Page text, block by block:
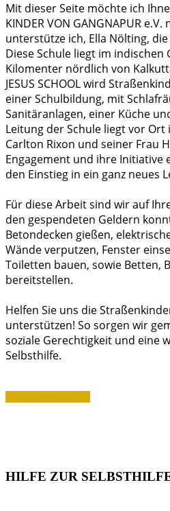
Mit dieser Seite möchte ich
KINDER VON GANGNAPUR
unterstütze ich, Ella Nölting, die
Diese Schule liegt im indischen
Kilomenter nördlich von
JESUS SCHOOL wird
einer Schulbildung, mit
Sanitäranlagen, einer Küche
Leitung der Schule liegt vor Ort
Carlton Rixon und seiner Frau
Engagement und ihre Initiative
den Einstieg in ein ganz neues
Für diese Arbeit sind wir auf
den gespendeten Geldern
Betondecken gießen,
Wände verputzen, Fenster
Toiletten bauen, sowie Betten,
bereitstellen.
Helfen Sie uns die
unterstützen! So sorgen wir
soziale Gerechtigkeit und eine
Selbsthilfe.
HILFE ZUR